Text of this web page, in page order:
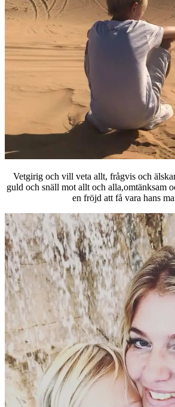
Vetgirig och vill veta allt, frågvis och
guld och snäll mot allt och alla,omtänksam
en fröjd att få vara hans